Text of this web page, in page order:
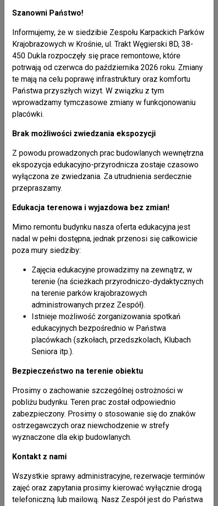
Agroturystyka w Zespole Karpackich
Przycisk
Przycisk
Załączniki:
nazwa załącznika
MB)
09:43 Liczba pobrań:25
Liczba odsłon: 6331
powrót do listy artykułów
Nasze publikacje
26 / 02 / 2021
Kalendarzyk kieszonkowy 2021
26 / 02 / 2021
Mapa Parku Krajobrazowego Doliny Sanu
Broszura "Ssaki karpackich parków krajobrazowych"
część II
Atrakcje
Szanowni Państwo!
Informujemy, że w siedzibie Zespołu Karpackich Parków
Krajobrazowych w Krośnie, ul. Trakt Węgierski 8D, 38-
450 Dukla rozpoczęły się prace remontowe, które
potrwają od czerwca do października 2026 roku. Zmiany
te mają na celu poprawę infrastruktury oraz komfortu
Państwa przyszłych wizyt. W związku z tym
wprowadzamy tymczasowe zmiany w funkcjonowaniu
placówki.
Brak możliwości zwiedzania ekspozycji
Z powodu prowadzonych prac budowlanych wewnętrzna
ekspozycja edukacyjno-przyrodnicza zostaje czasowo
wyłączona ze zwiedzania. Za utrudnienia serdecznie
przepraszamy.
Edukacja terenowa i wyjazdowa bez zmian!
Mimo remontu budynku nasza oferta edukacyjna jest
nadal w pełni dostępna, jednak przenosi się całkowicie
poza mury siedziby:
Zajęcia edukacyjne prowadzimy na zewnątrz, w
terenie (na ścieżkach przyrodniczo-dydaktycznych
na terenie parków krajobrazowych
administrowanych przez Zespół).
Istnieje możliwość zorganizowania spotkań
edukacyjnych bezpośrednio w Państwa
placówkach (szkołach, przedszkolach, Klubach
Seniora itp.).
Bezpieczeństwo na terenie obiektu
Prosimy o zachowanie szczególnej ostrożności w
pobliżu budynku. Teren prac został odpowiednio
zabezpieczony. Prosimy o stosowanie się do znaków
ostrzegawczych oraz niewchodzenie w strefy
wyznaczone dla ekip budowlanych.
Kontakt z nami
Wszystkie sprawy administracyjne, rezerwacje terminów
zajęć oraz zapytania prosimy kierować wyłącznie drogą
telefoniczną lub mailową. Nasz Zespół jest do Państwa